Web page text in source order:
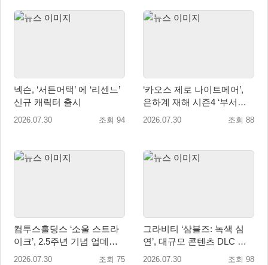
넥슨, ‘서든어택’ 에 ‘리센느’
신규 캐릭터 출시
2026.07.30 조회 94
‘카오스 제로 나이트메어’,
은하계 재해 시즌4 ‘부서진
빛과 발톱’ 업데이트
2026.07.30 조회 88
컴투스홀딩스 ‘소울 스트라
이크’, 2.5주년 기념 업데이
트… 감사 선물 풍성
2026.07.30 조회 75
그라비티 ‘샴블즈: 녹색 심
연’, 대규모 콘텐츠 DLC 정
식 출시
2026.07.30 조회 98